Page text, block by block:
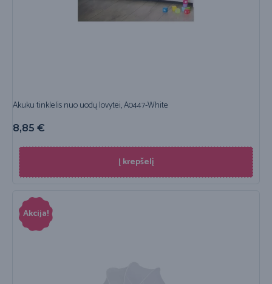
Akuku tinklelis nuo uodų lovytei, A0447-White
8,85 €
Į krepšelį
Akcija!